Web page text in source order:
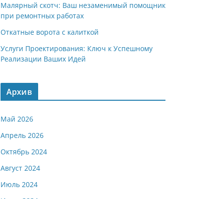
Малярный скотч: Ваш незаменимый помощник
при ремонтных работах
Откатные ворота с калиткой
Услуги Проектирования: Ключ к Успешному
Реализации Ваших Идей
Архив
Май 2026
Апрель 2026
Октябрь 2024
Август 2024
Июль 2024